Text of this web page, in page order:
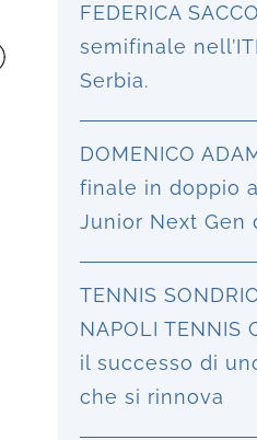
FEDERICA
semifinale
Serbia.
DOMENICO
finale in doppio
Junior Next Gen
TENNIS
NAPOLI TENNIS
il successo di
che si rinnova